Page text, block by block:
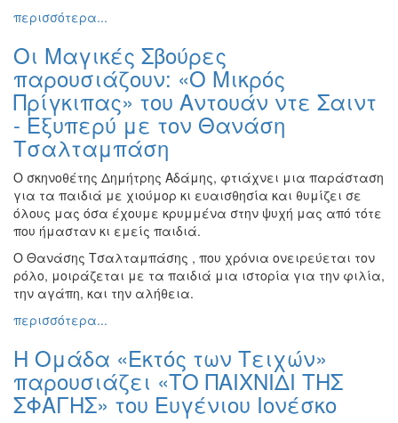
ΔΗΜΟΣ
ΠΟΛΙΤΙΣΜΟΣ
ΑΝΘΕΚΤΙΚΗ
ΠΟΛΗ
περισσότερα...
Οι Μαγικές Σβούρες
παρουσιάζουν: «Ο Μικρός
Πρίγκιπας» του Αντουάν ντε Σαιντ
- Εξυπερύ με τον Θανάση
Τσαλταμπάση
Ο σκηνοθέτης Δημήτρης Αδάμης, φτιάχνει μια παράσταση
για τα παιδιά με χιούμορ κι ευαισθησία και θυμίζει σε
όλους μας όσα έχουμε κρυμμένα στην ψυχή μας από τότε
που ήμασταν κι εμείς παιδιά.
Ο Θανάσης Τσαλταμπάσης , που χρόνια ονειρεύεται τον
ρόλο, μοιράζεται με τα παιδιά μια ιστορία για την φιλία,
την αγάπη, και την αλήθεια.
περισσότερα...
Η Ομάδα «Εκτός των Τειχών»
παρουσιάζει «ΤΟ ΠΑΙΧΝΙΔΙ ΤΗΣ
ΣΦΑΓΗΣ» του Ευγένιου Ιονέσκο